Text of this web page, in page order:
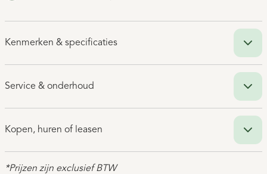
Kenmerken & specificaties
Service & onderhoud
Kopen, huren of leasen
*Prijzen zijn exclusief BTW